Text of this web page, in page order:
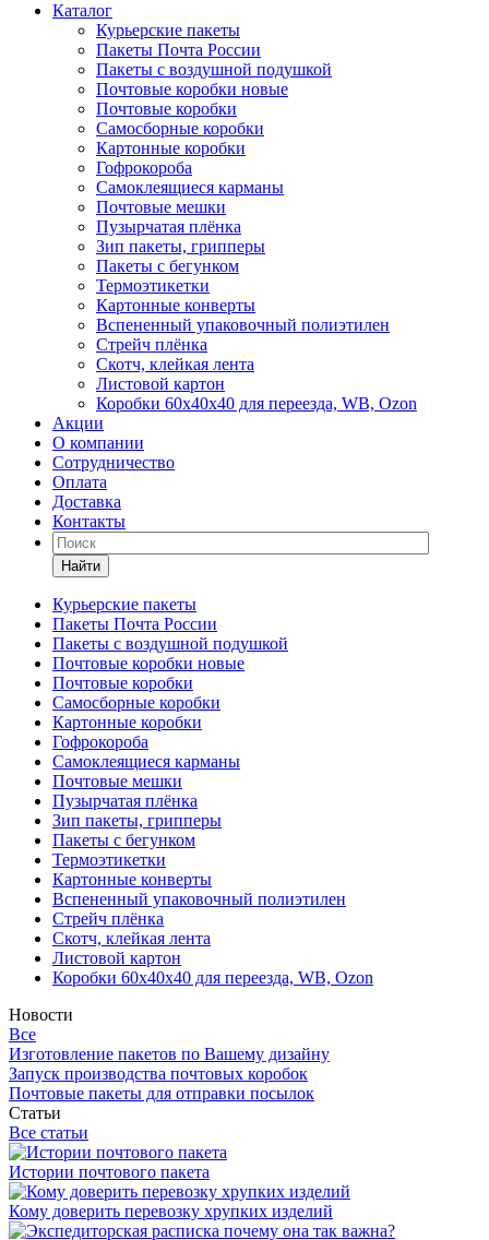
Каталог
Курьерские пакеты
Пакеты Почта России
Пакеты с воздушной подушкой
Почтовые коробки новые
Почтовые коробки
Самосборные коробки
Картонные коробки
Гофрокороба
Самоклеящиеся карманы
Почтовые мешки
Пузырчатая плёнка
Зип пакеты, грипперы
Пакеты с бегунком
Термоэтикетки
Картонные конверты
Вспененный упаковочный полиэтилен
Стрейч плёнка
Скотч, клейкая лента
Листовой картон
Коробки 60х40х40 для переезда, WB, Ozon
Акции
О компании
Сотрудничество
Оплата
Доставка
Контакты
Найти
Курьерские пакеты
Пакеты Почта России
Пакеты с воздушной подушкой
Почтовые коробки новые
Почтовые коробки
Самосборные коробки
Картонные коробки
Гофрокороба
Самоклеящиеся карманы
Почтовые мешки
Пузырчатая плёнка
Зип пакеты, грипперы
Пакеты с бегунком
Термоэтикетки
Картонные конверты
Вспененный упаковочный полиэтилен
Стрейч плёнка
Скотч, клейкая лента
Листовой картон
Коробки 60х40х40 для переезда, WB, Ozon
Новости
Все
Изготовление пакетов по Вашему дизайну
Запуск производства почтовых коробок
Почтовые пакеты для отправки посылок
Статьи
Все статьи
Истории почтового пакета
Кому доверить перевозку хрупких изделий